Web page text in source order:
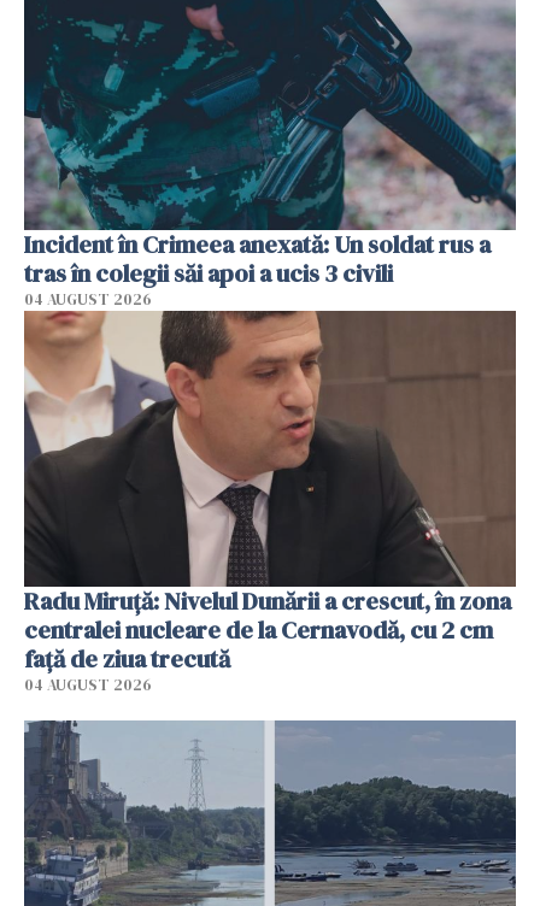
Incident în Crimeea anexată: Un soldat rus a
tras în colegii săi apoi a ucis 3 civili
04 AUGUST 2026
Radu Miruţă: Nivelul Dunării a crescut, în zona
centralei nucleare de la Cernavodă, cu 2 cm
faţă de ziua trecută
04 AUGUST 2026